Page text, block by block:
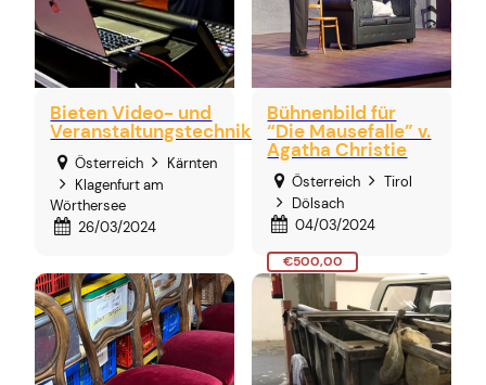
Bieten Video- und
Veranstaltungstechnik
Österreich
Kärnten
Klagenfurt am
Wörthersee
26/03/2024
Bühnenbild für
“Die Mausefalle” v.
Agatha Christie
Österreich
Tirol
Dölsach
04/03/2024
€500,00